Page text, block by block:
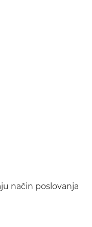
način poslovanja